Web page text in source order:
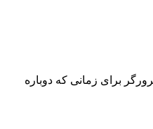
برای زمانی که دوباره